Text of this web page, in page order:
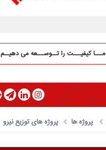
مـــا کیفیـــت را تــوســـعه می دهیــم
پروژه ها پروژه های توزیع نیرو